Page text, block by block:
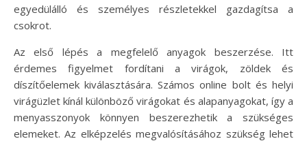
egyedülálló és személyes részletekkel gazdagítsa a
csokrot.
Az első lépés a megfelelő anyagok beszerzése. Itt
érdemes figyelmet fordítani a virágok, zöldek és
díszítőelemek kiválasztására. Számos online bolt és helyi
virágüzlet kínál különböző virágokat és alapanyagokat, így a
menyasszonyok könnyen beszerezhetik a szükséges
elemeket. Az elképzelés megvalósításához szükség lehet